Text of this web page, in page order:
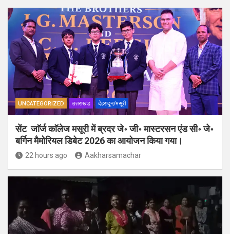
UNCATEGORIZED उत्तराखंड देहरादून/मसूरी
सेंट जाॅर्ज काॅलेज मसूरी में ब्रदर जे॰ जी॰ मास्टरसन एंड सी॰ जे॰
बर्गिन मैमोरियल डिबेट 2026 का आयोजन किया गया।
22 hours ago Aakharsamachar